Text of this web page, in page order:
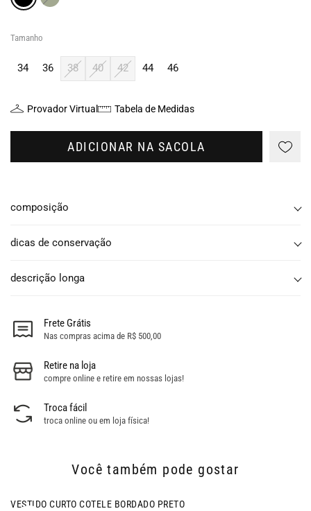
Tamanho
34 36 38 40 42 44 46
Provador Virtual Tabela de Medidas
ADICIONAR NA SACOLA
composição
dicas de conservação
descrição longa
Frete Grátis
Nas compras acima de R$ 500,00
Retire na loja
compre online e retire em nossas lojas!
Troca fácil
troca online ou em loja física!
Você também pode gostar
- 70% OFF
VESTIDO CURTO COTELE BORDADO PRETO